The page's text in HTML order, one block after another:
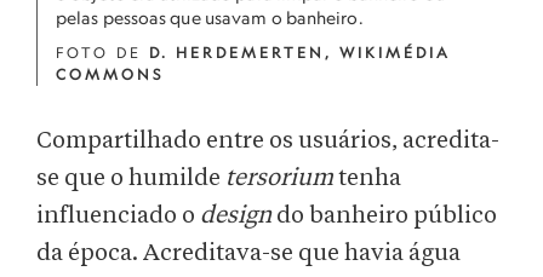
pelas pessoas que usavam o banheiro.
FOTO DE D. HERDEMERTEN, WIKIMÉDIA
COMMONS
Compartilhado entre os usuários, acredita-
se que o humilde tersoriumtenha
influenciado o designdo banheiro público
da época. Acreditava-se que havia água